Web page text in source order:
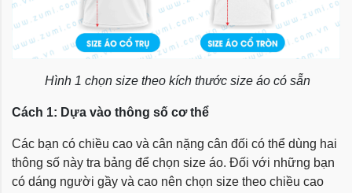
Hình 1 chọn size theo kích thước size áo có sẵn
Cách 1: Dựa vào thông số cơ thể
Các bạn có chiều cao và cân nặng cân đối có thể dùng hai
thông số này tra bảng để chọn size áo. Đối với những bạn
có dáng người gầy và cao nên chọn size theo chiều cao